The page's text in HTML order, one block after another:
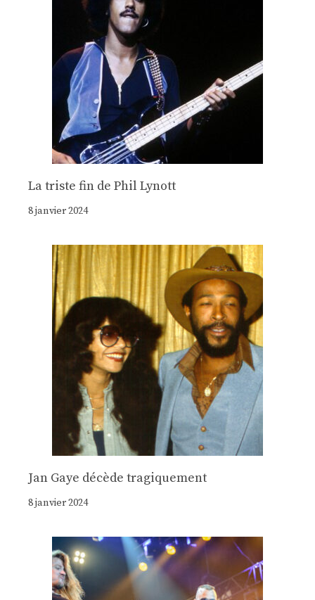
La triste fin de Phil Lynott
8 janvier 2024
Jan Gaye décède tragiquement
8 janvier 2024